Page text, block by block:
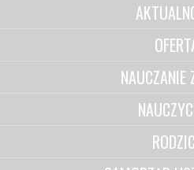
NAUCZANIE